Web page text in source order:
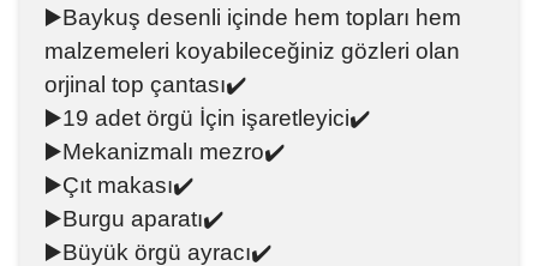
▶️Baykuş desenli içinde hem topları hem
malzemeleri koyabileceğiniz gözleri olan
orjinal top çantası✔️
▶️19 adet örgü İçin işaretleyici✔️
▶️Mekanizmalı mezro✔️
▶️Çıt makası✔️
▶️Burgu aparatı✔️
▶️Büyük örgü ayracı✔️